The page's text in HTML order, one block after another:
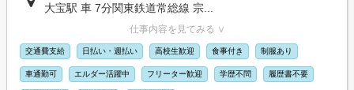
大宝駅 車 7分関東鉄道常総線 宗...
仕事内容を見てみる ∨
交通費支給 日払い・週払い 高校生歓迎 食事付き 制服あり
車通勤可 エルダー活躍中 フリーター歓迎 学歴不問 履歴書不要